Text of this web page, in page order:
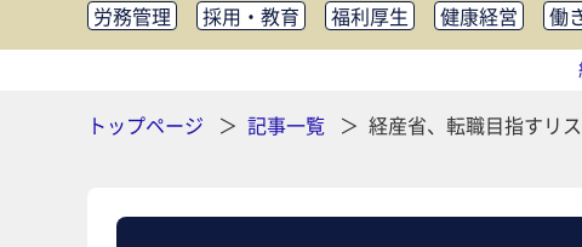
労務管理 採用・教育 福利厚生 健康経営 働
知財管理
リスクマネジメント・BCP 社外・社内
助成金・補
トップページ
記事一覧 経産省、転職目指すリ